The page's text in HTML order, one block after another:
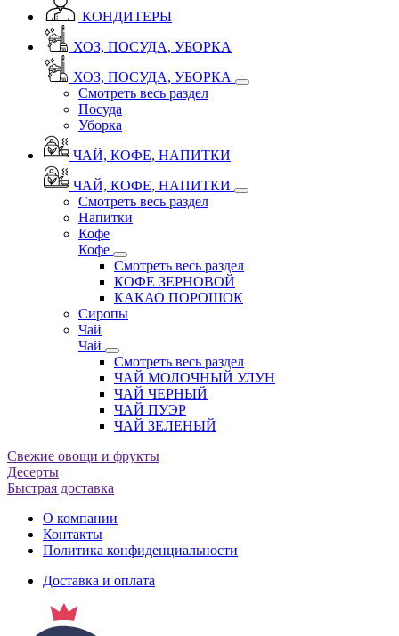
КОНДИТЕРЫ
ХОЗ, ПОСУДА, УБОРКА
ХОЗ, ПОСУДА, УБОРКА
Смотреть весь раздел
Посуда
Уборка
ЧАЙ, КОФЕ, НАПИТКИ
ЧАЙ, КОФЕ, НАПИТКИ
Смотреть весь раздел
Напитки
Кофе
Кофе
Смотреть весь раздел
КОФЕ ЗЕРНОВОЙ
КАКАО ПОРОШОК
Сиропы
Чай
Чай
Смотреть весь раздел
ЧАЙ МОЛОЧНЫЙ УЛУН
ЧАЙ ЧЕРНЫЙ
ЧАЙ ПУЭР
ЧАЙ ЗЕЛЕНЫЙ
Свежие овощи и фрукты
Десерты
Быстрая доставка
О компании
Контакты
Политика конфиденциальности
Доставка и оплата